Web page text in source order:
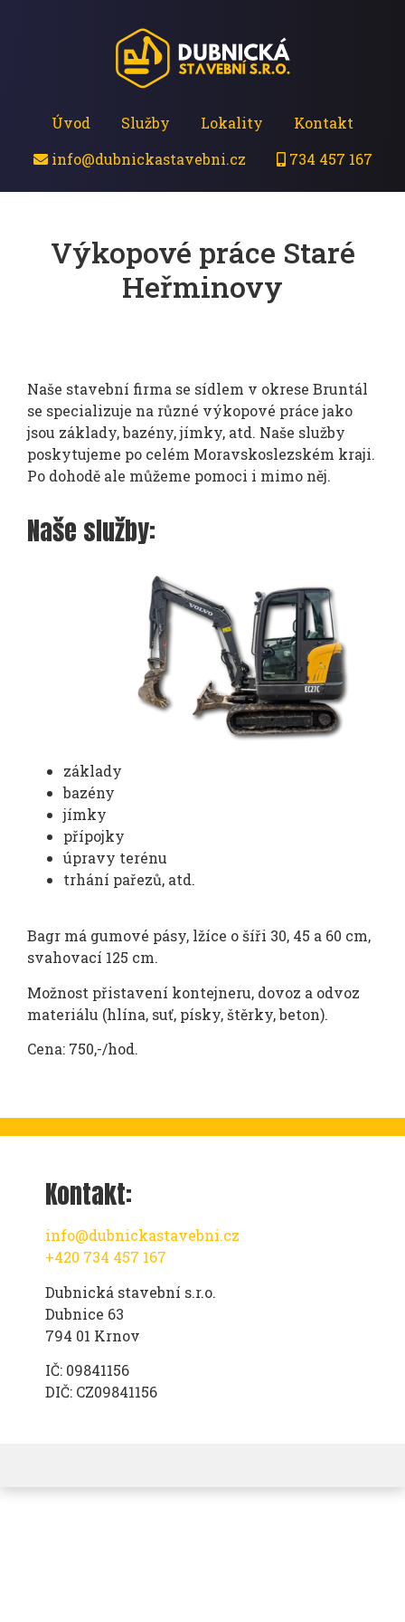
Úvod Služby Lokality
Kontakt
info@dubnickastavebni.cz
734 457 167
Výkopové práce Staré
Heřminovy
Naše stavební firma se sídlem v okrese Bruntál
se specializuje na různé výkopové práce jako
jsou základy, bazény, jímky, atd. Naše služby
poskytujeme po celém Moravskoslezském kraji.
Po dohodě ale můžeme pomoci i mimo něj.
Naše služby:
základy
bazény
jímky
přípojky
úpravy terénu
trhání pařezů, atd.
Bagr má gumové pásy, lžíce o šíři 30, 45 a 60 cm,
svahovací 125 cm.
Možnost přistavení kontejneru, dovoz a odvoz
materiálu (hlína, suť, písky, štěrky, beton).
Cena: 750,-/hod.
Kontakt:
info@dubnickastavebni.cz
+420 734 457 167
Dubnická stavební s.r.o.
Dubnice 63
794 01 Krnov
IČ: 09841156
DIČ: CZ09841156